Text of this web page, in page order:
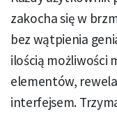
zakocha się w
bez wątpienia
ilością możliwości
elementów,
interfejsem.